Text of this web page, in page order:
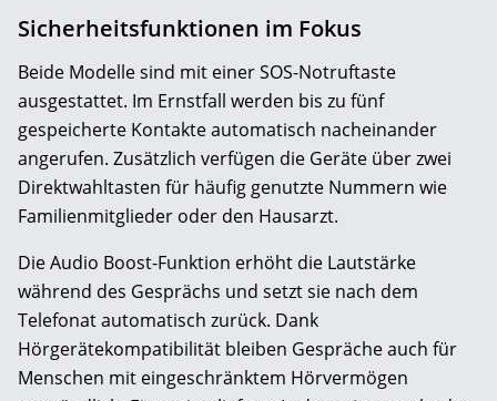
Sicherheitsfunktionen im Fokus
Beide Modelle sind mit einer SOS-Notruftaste
ausgestattet. Im Ernstfall werden bis zu fünf
gespeicherte Kontakte automatisch nacheinander
angerufen. Zusätzlich verfügen die Geräte über zwei
Direktwahltasten für häufig genutzte Nummern wie
Familienmitglieder oder den Hausarzt.
Die Audio Boost-Funktion erhöht die Lautstärke
während des Gesprächs und setzt sie nach dem
Telefonat automatisch zurück. Dank
Hörgerätekompatibilität bleiben Gespräche auch für
Menschen mit eingeschränktem Hörvermögen